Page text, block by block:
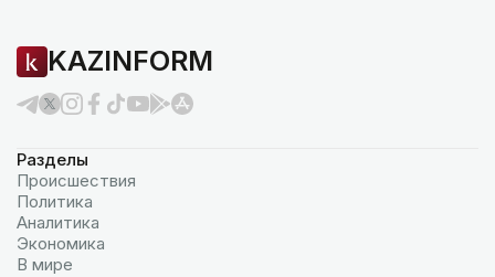
KAZINFORM
Разделы
Происшествия
Политика
Аналитика
Экономика
В мире